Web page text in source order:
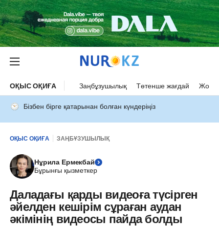
ОҚЫС ОҚИҒА Заңбұзушылық Төтенше жағдай Жол
Бізбен бірге қатарынан болған күндеріңіз
ОҚЫС ОҚИҒА ЗАҢБҰЗУШЫЛЫҚ
Нұрила Ермекбай
Бұрынғы қызметкер
Даладағы қарды видеоға түсірген
әйелден кешірім сұраған аудан
әкімінің видеосы пайда болды